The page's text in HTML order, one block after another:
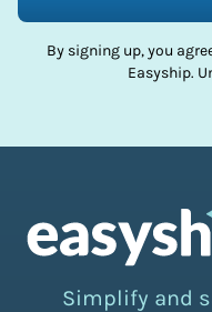
By signing up, you
Easyship.
Simplify and